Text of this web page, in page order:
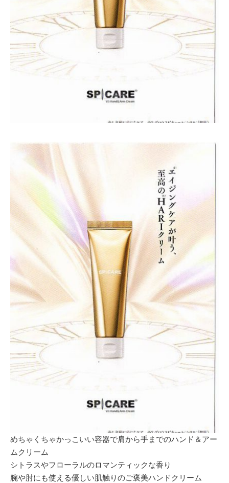
めちゃくちゃかっこいい容器で肩から手までのハンド＆アー
ムクリーム
シトラスやフローラルのロマンティックな香り
腕や肘にも使える優しい肌触りのご褒美ハンドクリーム